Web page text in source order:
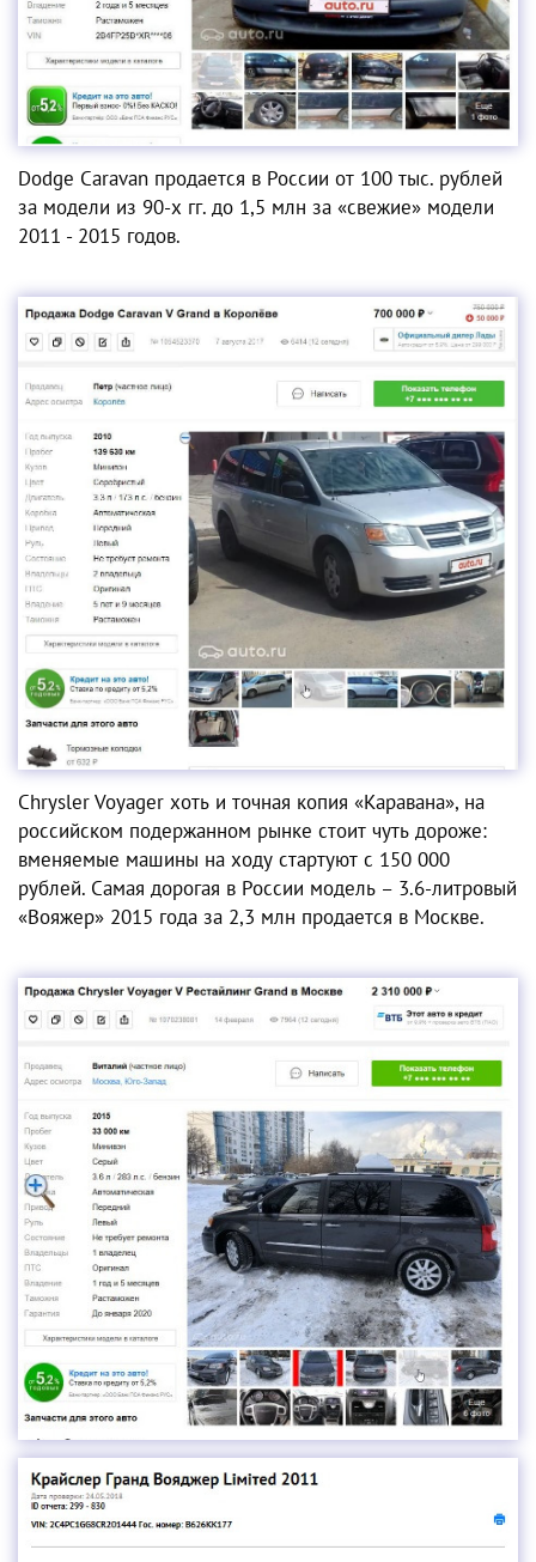
Dodge Caravan продается в России от 100 тыс. рублей
за модели из 90-х гг. до 1,5 млн за «свежие» модели
2011 - 2015 годов.
Chrysler Voyager хоть и точная копия «Каравана», на
российском подержанном рынке стоит чуть дороже:
вменяемые машины на ходу стартуют с 150 000
рублей. Самая дорогая в России модель – 3.6-литровый
«Вояжер» 2015 года за 2,3 млн продается в Москве.